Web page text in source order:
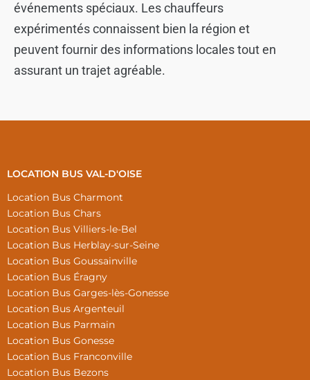
événements spéciaux. Les chauffeurs
expérimentés connaissent bien la région et
peuvent fournir des informations locales tout en
assurant un trajet agréable.
LOCATION BUS VAL-D'OISE
Location Bus Charmont
Location Bus Chars
Location Bus Villiers-le-Bel
Location Bus Herblay-sur-Seine
Location Bus Goussainville
Location Bus Éragny
Location Bus Garges-lès-Gonesse
Location Bus Argenteuil
Location Bus Parmain
Location Bus Gonesse
Location Bus Franconville
Location Bus Bezons